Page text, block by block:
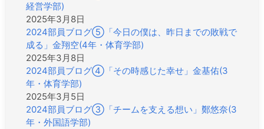
経営学部)
2025年3月8日
2024部員ブログ⑤「今日の僕は、昨日までの敗戦で
成る」金翔空(4年・体育学部)
2025年3月8日
2024部員ブログ④「その時感じた幸せ」金基佑(3
年・体育学部)
2025年3月5日
2024部員ブログ③「チームを支える想い」鄭悠奈(3
年・外国語学部)